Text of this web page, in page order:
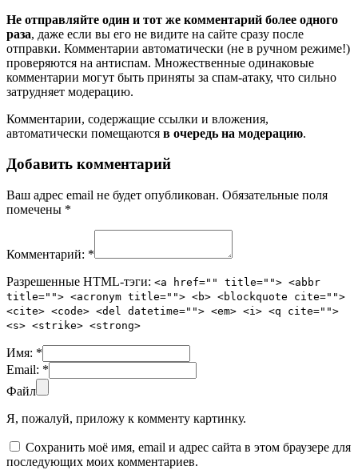
Не отправляйте один и тот же комментарий более одного
раза, даже если вы его не видите на сайте сразу после
отправки. Комментарии автоматически (не в ручном режиме!)
проверяются на антиспам. Множественные одинаковые
комментарии могут быть приняты за спам-атаку, что сильно
затрудняет модерацию.
Комментарии, содержащие ссылки и вложения,
автоматически помещаются в очередь на модерацию.
Добавить комментарий
Ваш адрес email не будет опубликован. Обязательные поля
помечены *
Комментарий: *
Разрешенные HTML-тэги: <a href="" title=""> <abbr
title=""> <acronym title=""> <b> <blockquote cite="">
<cite> <code> <del datetime=""> <em> <i> <q cite="">
<s> <strike> <strong>
Имя: *
Email: *
Файл
Я, пожалуй, приложу к комменту картинку.
Сохранить моё имя, email и адрес сайта в этом браузере для
последующих моих комментариев.